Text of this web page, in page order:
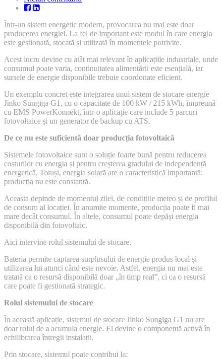
și
backup
într-
sistem
energetic
inteligent
Într-un sistem energetic modern, provocarea nu mai este doar
producerea energiei. La fel de important este modul în care energia
este gestionată, stocată și utilizată în momentele potrivite.
Acest lucru devine cu atât mai relevant în aplicațiile industriale, unde
consumul poate varia, continuitatea alimentării este esențială, iar
sursele de energie disponibile trebuie coordonate eficient.
Un exemplu concret este integrarea unui sistem de stocare energie
Jinko Sungiga G1, cu o capacitate de 100 kW / 215 kWh, împreună
cu EMS PowerKonnekt, într-o aplicație care include 5 parcuri
fotovoltaice și un generator de backup cu ATS.
De ce nu este suficientă doar producția fotovoltaică
Sistemele fotovoltaice sunt o soluție foarte bună pentru reducerea
costurilor cu energia și pentru creșterea gradului de independență
energetică. Totuși, energia solară are o caracteristică importantă:
producția nu este constantă.
Aceasta depinde de momentul zilei, de condițiile meteo și de profilul
de consum al locației. În anumite momente, producția poate fi mai
mare decât consumul. În altele, consumul poate depăși energia
disponibilă din fotovoltaic.
Aici intervine rolul sistemului de stocare.
Bateria permite captarea surplusului de energie produs local și
utilizarea lui atunci când este nevoie. Astfel, energia nu mai este
tratată ca o resursă disponibilă doar „în timp real”, ci ca o resursă
care poate fi gestionată strategic.
Rolul sistemului de stocare
În această aplicație, sistemul de stocare Jinko Sungiga G1 nu are
doar rolul de a acumula energie. El devine o componentă activă în
echilibrarea întregii instalații.
Prin stocare, sistemul poate contribui la: